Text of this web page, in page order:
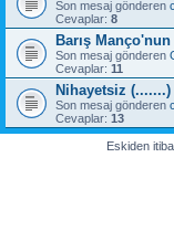
Son mesaj gönderen
Cevaplar: 8
Barış
Son mesaj gönderen
Cevaplar: 11
Nihayetsiz (.......)
Son mesaj gönderen
Cevaplar: 13
Eskiden